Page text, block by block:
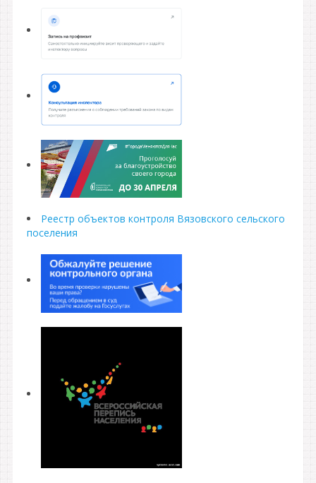
Реестр объектов контроля Вязовского сельского
поселения